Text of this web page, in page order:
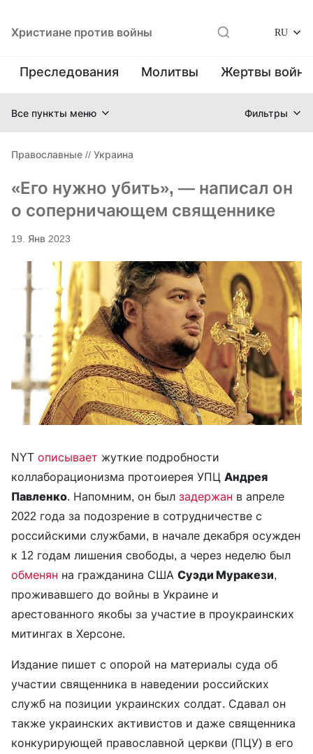
Христиане против войны RU
Преследования Молитвы Жертвы
Все пункты меню Фильтры
Православные // Украина
«Его нужно убить», — написал он
о соперничающем священнике
19. Янв 2023
NYT описывает жуткие подробности
коллаборационизма протоиерея УПЦ Андрея
Павленко. Напомним, он был задержан в апреле
2022 года за подозрение в сотрудничестве с
российскими службами, в начале декабря осужден
к 12 годам лишения свободы, а через неделю был
обменян на гражданина США Суэди Муракези,
проживавшего до войны в Украине и
арестованного якобы за участие в проукраинских
митингах в Херсоне.
Издание пишет с опорой на материалы суда об
участии священника в наведении российских
служб на позиции украинских солдат. Сдавал он
также украинских активистов и даже священника
конкурирующей православной церкви (ПЦУ) в его